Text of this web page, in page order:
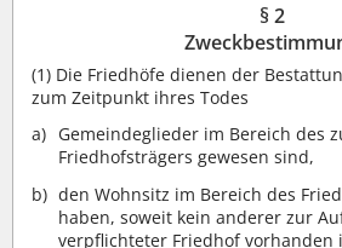
§ 2
(1) Die Friedhöfe dienen der
zum Zeitpunkt ihres Todes
Gemeindeglieder im Bereich des
Friedhofsträgers gewesen sind,
den Wohnsitz im Bereich des
haben, soweit kein anderer zur
verpflichteter Friedhof vorhanden